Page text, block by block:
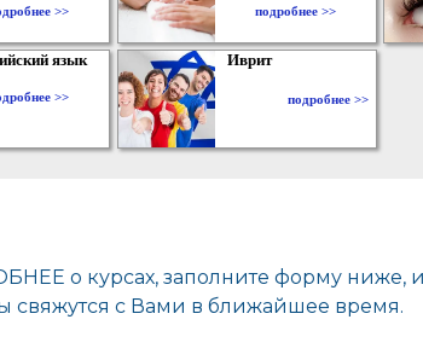
>> подробнее >>
язык
>>
Иврит
подробнее >>